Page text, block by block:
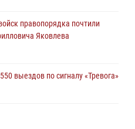
правопорядка почтили
Яковлева
выездов по сигналу «Тревога»